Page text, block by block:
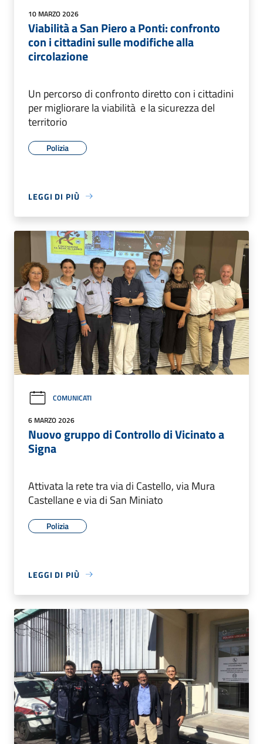
10 MARZO 2026
Viabilità a San Piero a Ponti: confronto
con i cittadini sulle modifiche alla
circolazione
Un percorso di confronto diretto con i cittadini
per migliorare la viabilità e la sicurezza del
territorio
Polizia
LEGGI DI PIÙ
COMUNICATI
6 MARZO 2026
Nuovo gruppo di Controllo di Vicinato a
Signa
Attivata la rete tra via di Castello, via Mura
Castellane e via di San Miniato
Polizia
LEGGI DI PIÙ